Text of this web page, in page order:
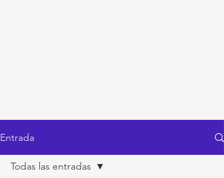
Entrada
Todas las entradas